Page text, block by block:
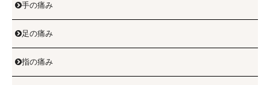
手の痛み
足の痛み
指の痛み